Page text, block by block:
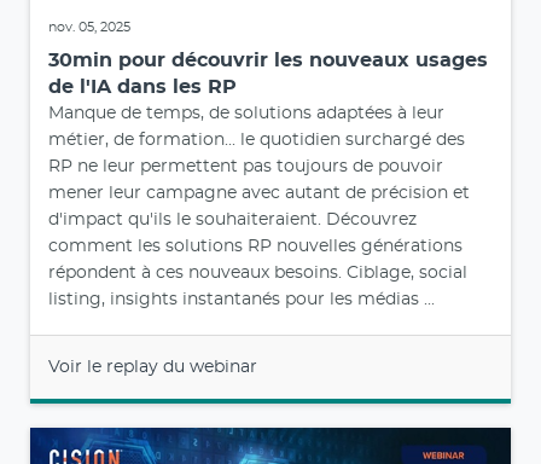
nov. 05, 2025
30min pour découvrir les nouveaux usages
de l'IA dans les RP
Manque de temps, de solutions adaptées à leur
métier, de formation... le quotidien surchargé des
RP ne leur permettent pas toujours de pouvoir
mener leur campagne avec autant de précision et
d'impact qu'ils le souhaiteraient. Découvrez
comment les solutions RP nouvelles générations
répondent à ces nouveaux besoins. Ciblage, social
listing, insights instantanés pour les médias ...
Voir le replay du webinar